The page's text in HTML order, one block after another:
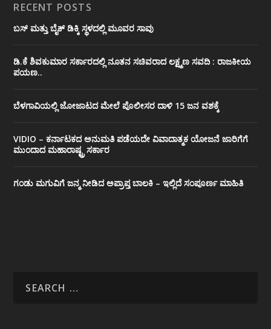
RECENT POSTS
ಬಸ್ ಮತ್ತು ಬೈಕ್ ಡಿಕ್ಕಿ ಸ್ಥಳದಲ್ಲಿ ಮೂವರ ಸಾವು
ಡಿ.ಕೆ ಶಿವಕುಮಾರ ಸರ್ಕಾರದಲ್ಲಿ ನೂತನ ಸಚಿವರಾದ ಲಕ್ಷ್ಮಣ ಸವದಿ : ರಾಜಕೀಯ
ಪಯಣ..
ಬೆಳಗಾವಿಯಲ್ಲಿ ಜೋಜಾಟದ ಮೇಲೆ ಪೊಲೀಸರ ದಾಳಿ 15 ಜನ ವಶಕ್ಕೆ
VIDIO – ಕರ್ನಾಟಕದ ಅನುಮತಿ ಪಡೆಯದೇ ವಿವಾದಾತ್ಮಕ ಯೋಜನೆ ಜಾರಿಗೆಗೆ
ಮುಂದಾದ ಮಹಾರಾಷ್ಟ್ರ ಸರ್ಕಾರ
ಗಂಡು ಮಗುವಿಗೆ ಜನ್ಮ ನೀಡಿದ ಅಪ್ರಾಪ್ತ ಬಾಲಕಿ – ಇಲ್ಲಿದೆ ಸಂಪೂರ್ಣ ಮಾಹಿತಿ